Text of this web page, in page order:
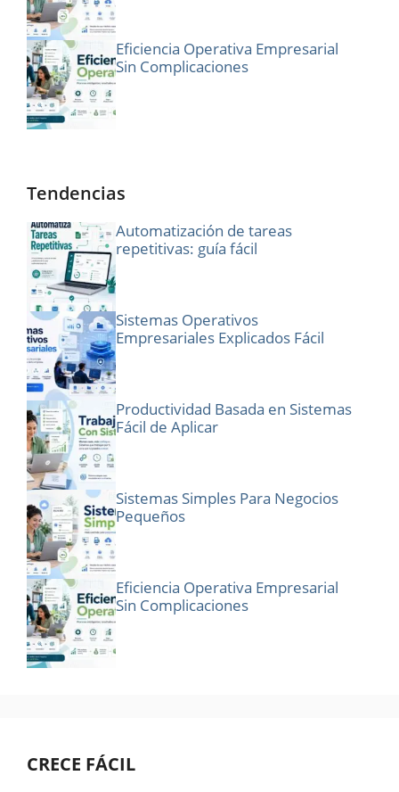
Eficiencia Operativa Empresarial
Sin Complicaciones
Tendencias
Automatización de tareas
repetitivas: guía fácil
Sistemas Operativos
Empresariales Explicados Fácil
Productividad Basada en Sistemas
Fácil de Aplicar
Sistemas Simples Para Negocios
Pequeños
Eficiencia Operativa Empresarial
Sin Complicaciones
CRECE FÁCIL